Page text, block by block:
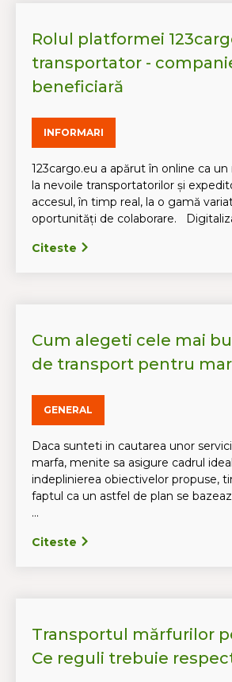
Rolul platformei
transportator -
beneficiară
INFORMARI
123cargo.eu a apărut în online ca
la nevoile transportatorilor și
accesul, în timp real, la o gamă
oportunități de colaborare.
Citeste
Cum alegeti cele mai
de transport pentru
GENERAL
Daca sunteti in cautarea unor
marfa, menite sa asigure cadrul
indeplinierea obiectivelor propuse,
faptul ca un astfel de plan se
...
Citeste
Transportul mărfurilor
Ce reguli trebuie